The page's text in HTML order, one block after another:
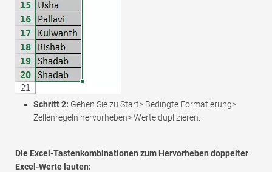
Schritt 2: Gehen Sie zu Start> Bedingte Formatierung>
Zellenregeln hervorheben> Werte duplizieren.
Die Excel-Tastenkombinationen zum Hervorheben doppelter
Excel-Werte lauten: